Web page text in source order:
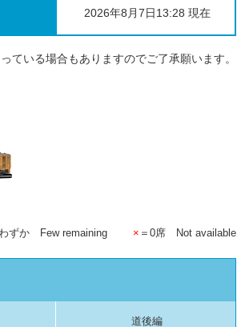
2026年8月7日13:28 現在
ている場合もありますのでご了承願います。
ずか Few remaining × ＝0席 Not available
道後編